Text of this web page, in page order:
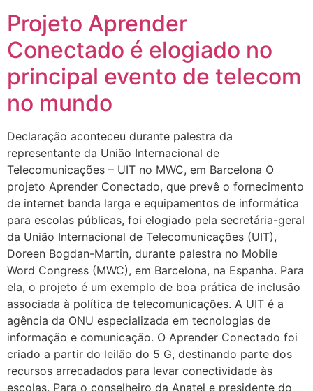
Projeto Aprender
Conectado é elogiado no
principal evento de telecom
no mundo
Declaração aconteceu durante palestra da
representante da União Internacional de
Telecomunicações – UIT no MWC, em Barcelona O
projeto Aprender Conectado, que prevê o fornecimento
de internet banda larga e equipamentos de informática
para escolas públicas, foi elogiado pela secretária-geral
da União Internacional de Telecomunicações (UIT),
Doreen Bogdan-Martin, durante palestra no Mobile
Word Congress (MWC), em Barcelona, na Espanha. Para
ela, o projeto é um exemplo de boa prática de inclusão
associada à política de telecomunicações. A UIT é a
agência da ONU especializada em tecnologias de
informação e comunicação. O Aprender Conectado foi
criado a partir do leilão do 5 G, destinando parte dos
recursos arrecadados para levar conectividade às
escolas. Para o conselheiro da Anatel e presidente do